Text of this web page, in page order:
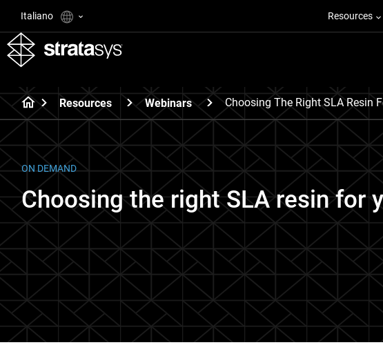
Italiano Resources
Resources Webinars Choosing The Right SLA Resin
ON DEMAND
Choosing the right SLA resin for